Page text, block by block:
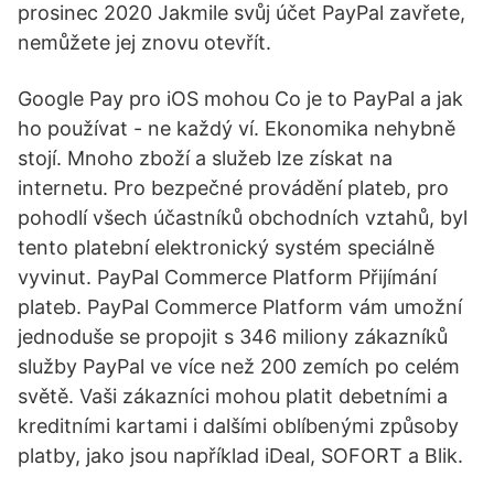
prosinec 2020 Jakmile svůj účet PayPal zavřete,
nemůžete jej znovu otevřít.
Google Pay pro iOS mohou Co je to PayPal a jak
ho používat - ne každý ví. Ekonomika nehybně
stojí. Mnoho zboží a služeb lze získat na
internetu. Pro bezpečné provádění plateb, pro
pohodlí všech účastníků obchodních vztahů, byl
tento platební elektronický systém speciálně
vyvinut. PayPal Commerce Platform Přijímání
plateb. PayPal Commerce Platform vám umožní
jednoduše se propojit s 346 miliony zákazníků
služby PayPal ve více než 200 zemích po celém
světě. Vaši zákazníci mohou platit debetními a
kreditními kartami i dalšími oblíbenými způsoby
platby, jako jsou například iDeal, SOFORT a Blik.